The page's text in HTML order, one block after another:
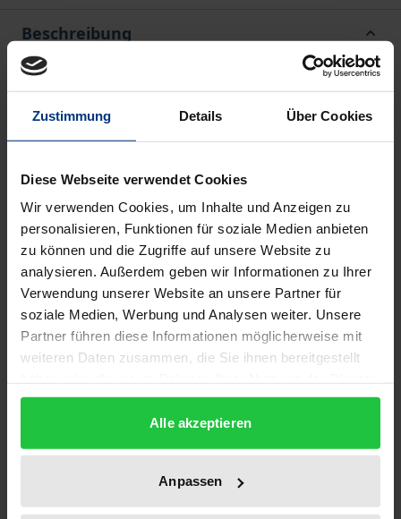
Zustimmung Details Über Cookies
Diese Webseite verwendet Cookies
Wir verwenden Cookies, um Inhalte und Anzeigen zu
personalisieren, Funktionen für soziale Medien anbieten
zu können und die Zugriffe auf unsere Website zu
analysieren. Außerdem geben wir Informationen zu Ihrer
Verwendung unserer Website an unsere Partner für
soziale Medien, Werbung und Analysen weiter. Unsere
Partner führen diese Informationen möglicherweise mit
weiteren Daten zusammen, die Sie ihnen bereitgestellt
gesammelt haben.
Alle akzeptieren
Anpassen
Beschreibung
Das 9. Wiesbadener Forum Datenschutz hat sich den
Chancen und Risiken gewidmet, die die
Modernisierung der Verwaltung mit sich bringt.
zurückhaltend genutzt. Die Ursache dafür liegt
vermutlich darin, dass viele Entscheidungen einen
Personenbezug aufweisen und sich deshalb aus
datenschutzrechtlichen Gründen der Publizität im
Internet entziehen. Jedoch arbeiten inzwischen alle
Verwaltungsinstanzen daran, den in bürokratischen
Verwaltungsverfahren ablaufenden Gesetzesvollzug
umzustellen und für die Nutzer des Internets
technischen Entwicklungen erleichterte Zugriff auf
administratives Hintergrundwissen muss jedoch